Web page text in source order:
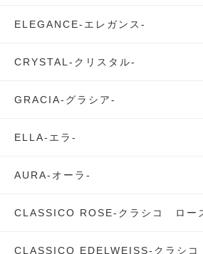
ELEGANCE-エレガンス-
CRYSTAL-クリスタル-
GRACIA-グラシア-
ELLA-エラ-
AURA-オーラ-
CLASSICO ROSE-クラシコ ロー
CLASSICO EDELWEISS-クラシ